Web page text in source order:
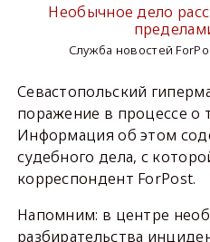
Необычное дело
Служба новостей
Севастопольский
поражение в процессе о
Информация об этом
судебного дела, с
корреспондент ForPost.
Напомним: в центре
разбирательства